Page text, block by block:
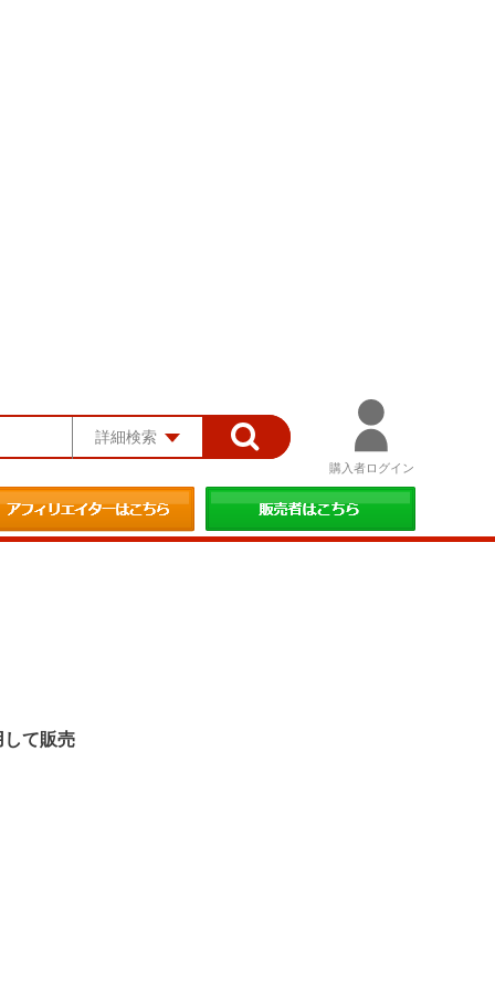
詳細検索
購入者ログイン
して販売